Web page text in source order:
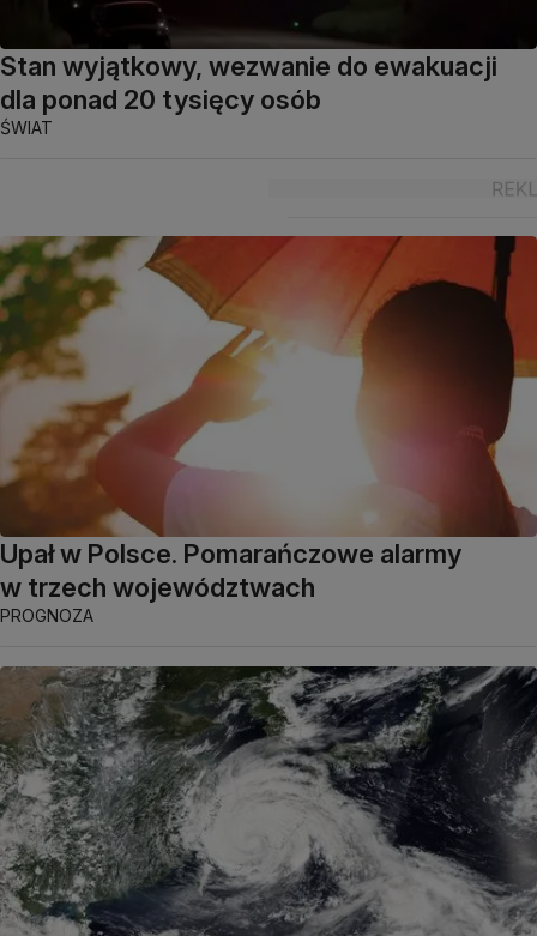
Stan wyjątkowy, wezwanie do ewakuacji
dla ponad 20 tysięcy osób
ŚWIAT
Upał w Polsce. Pomarańczowe alarmy
w trzech województwach
PROGNOZA